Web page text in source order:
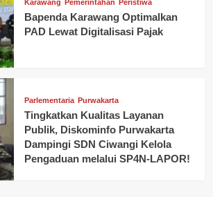
Karawang Pemerintahan Peristiwa
Bapenda Karawang Optimalkan
PAD Lewat Digitalisasi Pajak
Parlementaria Purwakarta
Tingkatkan Kualitas Layanan
Publik, Diskominfo Purwakarta
Dampingi SDN Ciwangi Kelola
Pengaduan melalui SP4N-LAPOR!